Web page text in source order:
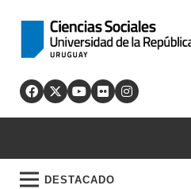
DESTACADO